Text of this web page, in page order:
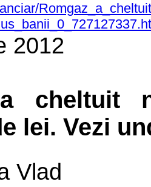
2012
cheltuit
lei. Vezi
Vlad